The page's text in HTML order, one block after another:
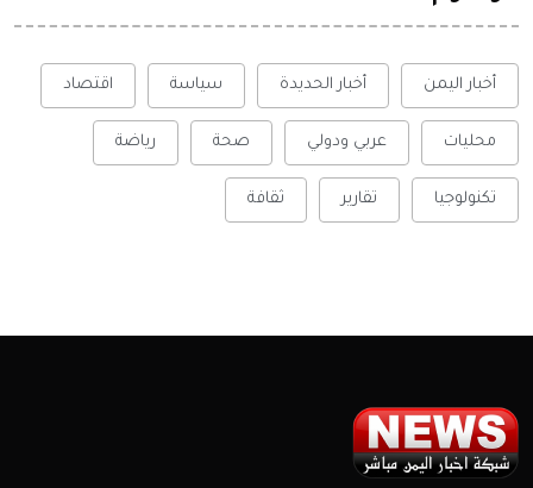
أخبار اليمن أخبار الحديدة سياسة اقتصاد
محليات عربي ودولي صحة رياضة
تكنولوجيا تقارير ثقافة